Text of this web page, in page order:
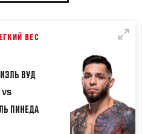
ВЕС
ВУД
VS
ПИНЕДА